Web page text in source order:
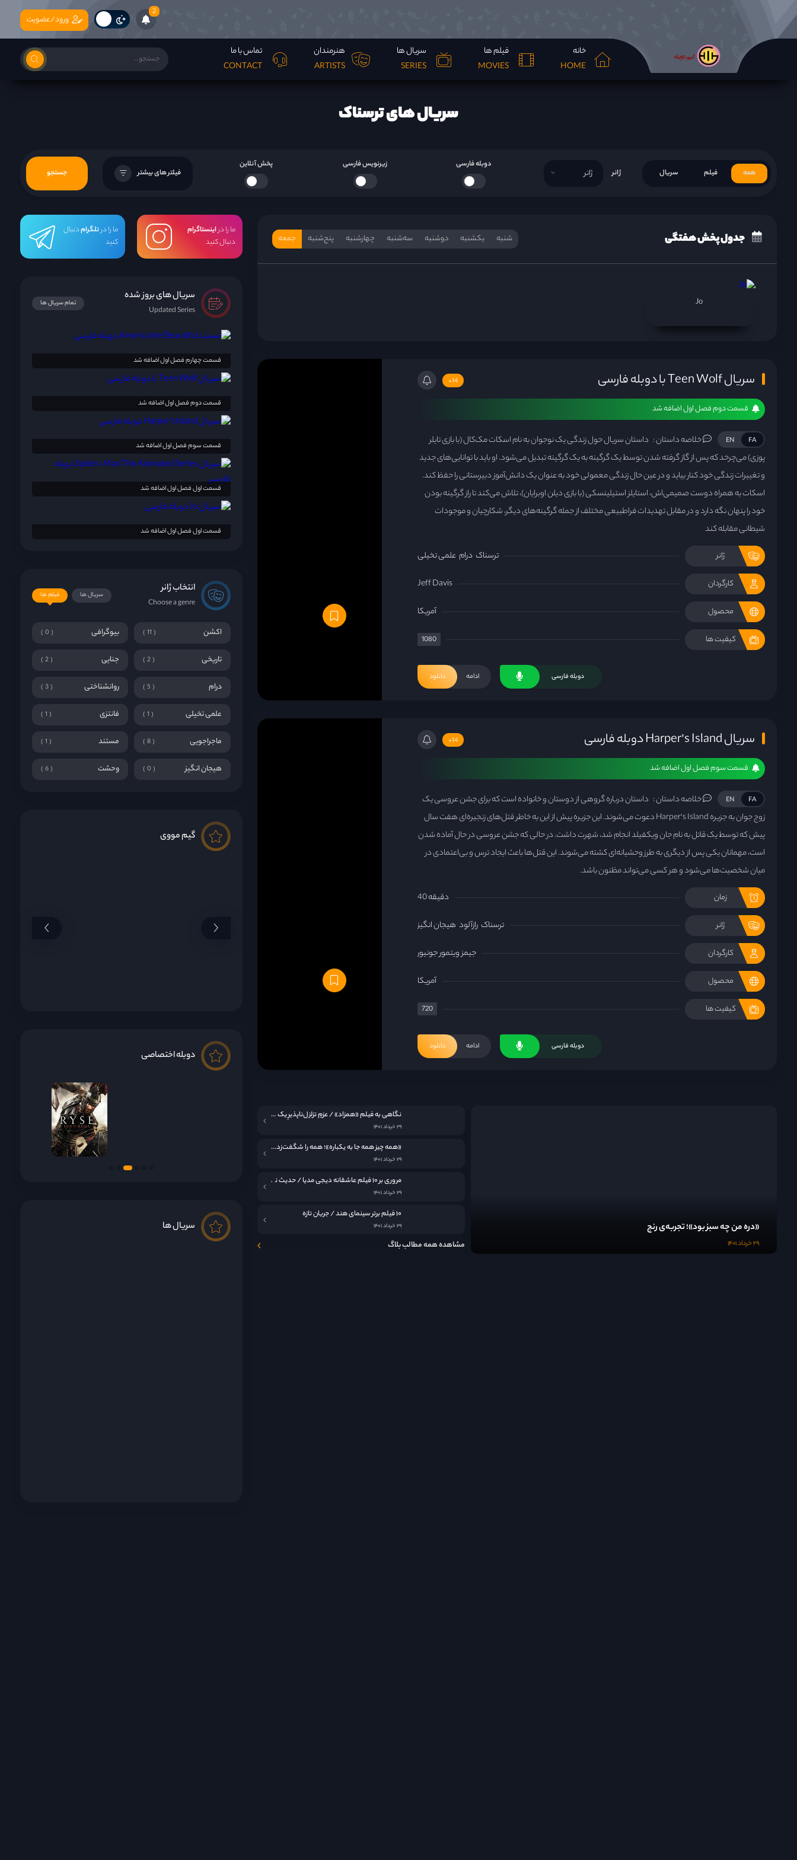
2
خانه
HOME
فیلم ها
MOVIES
سریال ها
SERIES
هنرمندان
ARTISTS
تماس با ما
CONTACT
ورود/عضویت
سریال های ترسناک
همه فیلم سریال ژانر ژانر
دوبله فارسی زیرنویس فارسی پخش آنلاین
فیلتر های بیشتر جستجو
جدول پخش هفتگی شنبه یکشنبه دوشنبه سه‌‌شنبه چهارشنبه پنج‌شنبه جمعه
Jo
سریال Teen Wolf با دوبله فارسی 14+
قسمت دوم فصل اول اضافه شد
FA
EN خلاصه داستان : داستان سریال حول زندگی یک نوجوان به نام اسکات مک‌کال (با بازی تایلر
پوزی) می‌چرخد که پس از گاز گرفته شدن توسط یک گرگینه به یک گرگینه تبدیل می‌شود. او باید با توانایی‌های جدید
و تغییرات زندگی خود کنار بیاید و در عین حال زندگی معمولی خود به عنوان یک دانش‌آموز دبیرستانی را حفظ کند.
اسکات به همراه دوست صمیمی‌اش، استایلز استیلینسکی (با بازی دیلن اوبرایان)، تلاش می‌کند تا راز گرگینه بودن
خود را پنهان نگه دارد و در مقابل تهدیدات فراطبیعی مختلف از جمله گرگینه‌های دیگر، شکارچیان و موجودات
شیطانی مقابله کند
ژانر ترسناک درام علمی تخیلی
کارگردان Jeff Davis
محصول آمریکا
کیفیت ها 1080
ادامه دانلود دوبله فارسی
سریال Harper’s Island دوبله فارسی 14+
قسمت سوم فصل اول اضافه شد
FA
EN خلاصه داستان : داستان درباره گروهی از دوستان و خانواده است که برای جشن عروسی یک
زوج جوان به جزیره Harper's Island دعوت می‌شوند. این جزیره پیش از این به خاطر قتل‌های زنجیره‌ای هفت سال
پیش که توسط یک قاتل به نام جان ویکفیلد انجام شد، شهرت داشت. در حالی که جشن عروسی در حال آماده شدن
است، مهمانان یکی پس از دیگری به طرز وحشیانه‌ای کشته می‌شوند. این قتل‌ها باعث ایجاد ترس و بی‌اعتمادی در
میان شخصیت‌ها می‌شود و هر کسی می‌تواند مظنون باشد.
زمان 40 دقیقه
ژانر ترسناک رازآلود هیجان انگیز
کارگردان جیمز ویتمور جونیور
محصول آمریکا
کیفیت ها 720
ادامه دانلود دوبله فارسی
«دره من چه سبز بود»؛ تجربه‌ی رنج
۲۹ خرداد ۱۴۰۱
نگاهی به فيلم «همزاد» / عزمِ تزلزل‌ناپذیرِ یک مادر
۲۹ خرداد ۱۴۰۱
«همه چیز همه جا به یکباره»؛ همه را شگفت‌زده کرد!
۲۹ خرداد ۱۴۰۱
مروری بر ۱۰ فیلم عاشقانه دیجی مدیا / حدیث نامکرر عشق در قاب سینما
۲۹ خرداد ۱۴۰۱
۱۰ فیلم برتر سینمای هند / جریان تازه
۲۹ خرداد ۱۴۰۱
مشاهده همه مطالب بلاگ
ما را دراینستاگرام
دنبال کنید
ما را درتلگرامدنبال
کنید
سریال های بروز شده
Updated Series
تمام سریال ها
قسمت چهارم فصل اول اضافه شد
قسمت دوم فصل اول اضافه شد
قسمت سوم فصل اول اضافه شد
قسمت اول فصل اول اضافه شد
قسمت اول فصل اول اضافه شد
انتخاب ژانر
Choose a genre
فیلم ها سریال ها
اکشن 11 بیوگرافی 0
تاریخی 2 جنایی 2
درام 5 روانشناختی 3
علمی تخیلی 1 فانتزی 1
ماجراجویی 8 مستند 1
هیجان انگیز 0 وحشت 6
گیم مووی
دوبله اختصاصی
سریال ها